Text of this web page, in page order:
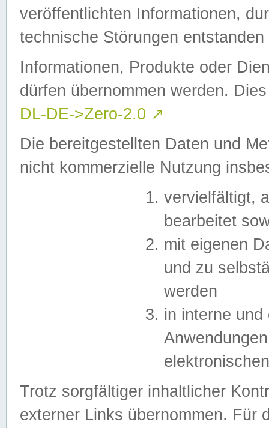
veröffentlichten Informationen,
technische Störungen
Informationen, Produkte oder
dürfen übernommen werden.
DL-DE->Zero-2.0 ↗
Die bereitgestellten Daten und
nicht kommerzielle Nutzung
vervielfältigt,
bearbeitet
mit eigenen
und zu
werden
in interne
Trotz sorgfältiger inhaltlicher
externer Links übernommen. Für